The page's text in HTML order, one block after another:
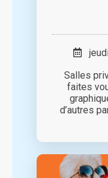
Salles
faites
d’autres